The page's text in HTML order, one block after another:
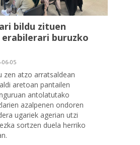
bildu zituen
buruzko
05
zen atzo arratsaldean
aretoan pantailen
antolatutako
azalpenen ondoren
ugariek agerian utzi
sortzen duela herriko